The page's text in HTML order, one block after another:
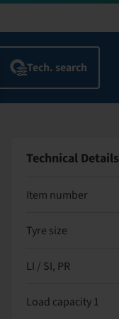
Technical Details
Item number
Tyre size
LI / SI, PR
Load capacity 1